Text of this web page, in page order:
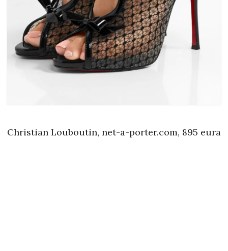
Christian Louboutin, net-a-porter.com, 895 eura